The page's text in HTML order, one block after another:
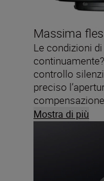
Massima
Le condizioni
controllo
preciso
parametri.
Mostra di più